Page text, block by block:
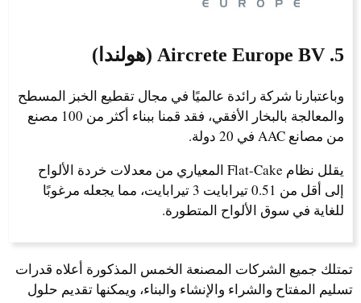
5. Aircrete Europe BV (هولندا)
وباعتبارنا شركة رائدة عالميًا في مجال تقطيع الخبز المسطح
والمعالجة بالبخار الأفقي، فقد قمنا ببناء أكثر من 100 مصنع
من مصانع AAC في 20 دولة.
يقلل نظام Flat-Cake المعياري من معدلات خردة الألواح
إلى أقل من 0.51 تيرابايت 3 تيرابايت، مما يجعله مرغوبًا
للغاية في سوق الألواح المتطورة.
تمتلك جميع الشركات المصنعة الخمس المذكورة أعلاه قدرات
تسليم المفتاح والشراء والإنشاء والبناء، ويمكنها تقديم حلول